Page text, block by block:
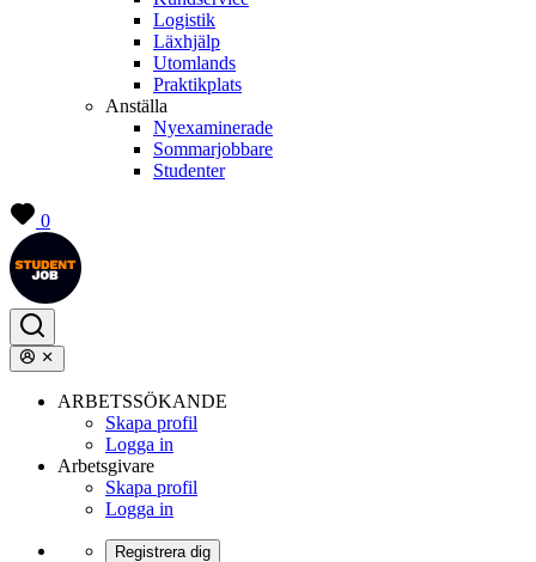
Logistik
Läxhjälp
Utomlands
Praktikplats
Anställa
Nyexaminerade
Sommarjobbare
Studenter
0
ARBETSSÖKANDE
Skapa profil
Logga in
Arbetsgivare
Skapa profil
Logga in
Registrera dig